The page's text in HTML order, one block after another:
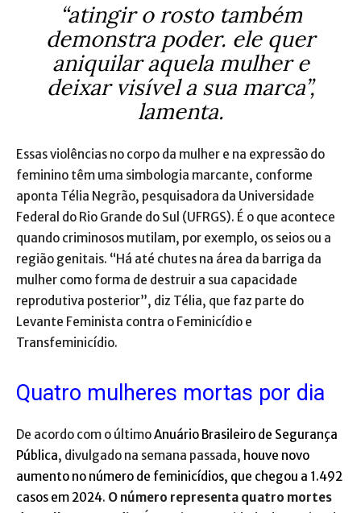
“atingir o rosto também
demonstra poder. ele quer
aniquilar aquela mulher e
deixar visível a sua marca”,
lamenta.
Essas violências no corpo da mulher e na expressão do
feminino têm uma simbologia marcante, conforme
aponta Télia Negrão, pesquisadora da Universidade
Federal do Rio Grande do Sul (UFRGS). É o que acontece
quando criminosos mutilam, por exemplo, os seios ou a
região genitais. “Há até chutes na área da barriga da
mulher como forma de destruir a sua capacidade
reprodutiva posterior”, diz Télia, que faz parte do
Levante Feminista contra o Feminicídio e
Transfeminicídio.
Quatro mulheres mortas por dia
De acordo com o últimoAnuário Brasileiro de Segurança
Pública, divulgado na semana passada, houve novo
aumento no número de feminicídios, que chegou a 1.492
casos em 2024. O número representa quatro mortes